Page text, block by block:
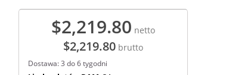
$2,219.80 netto
$2,219.80 brutto
Dostawa: 3 do 6 tygodni